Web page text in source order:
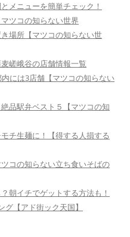
メニューを簡単チェック！
ツコの知らない世界
場所【マツコの知らない世
嵯峨谷の店舗情報一覧
には3店舗【マツコの知らない
品駅弁ベスト５【マツコの知
チ生麺に！【得する人損する
コの知らない立ち食いそばの
朝イチでゲットする方法も！
【アド街ック天国】